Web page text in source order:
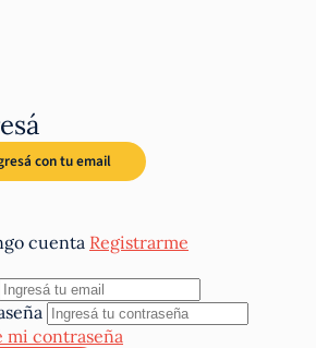
cuenta Registrarme
mi contraseña